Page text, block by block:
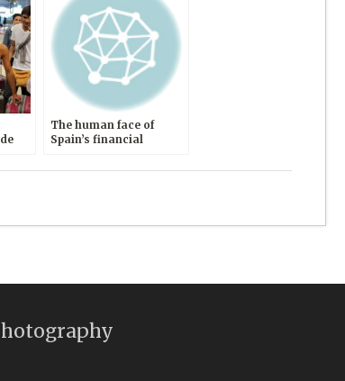
The human face of
Spain’s financial